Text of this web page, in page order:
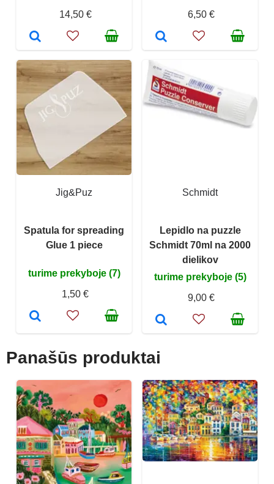
14,50 €
6,50 €
Jig&Puz
Spatula for spreading
Glue 1 piece
turime prekyboje (7)
1,50 €
Schmidt
Lepidlo na puzzle
Schmidt 70ml na 2000
dielikov
turime prekyboje (5)
9,00 €
Panašūs produktai